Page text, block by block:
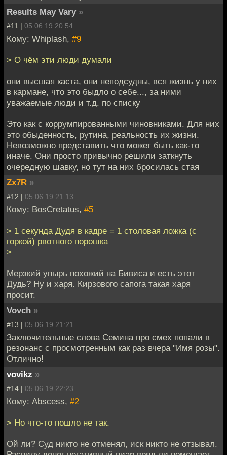
Results May Vary »
#11 | 05.06.19 20:54
Кому: Whiplash, #9
> О чём эти люди думали
они высшая каста, они неподсудны, вся жизнь у них
в кармане, что это быдло о себе..., за ними
уважаемые люди и т.д. по списку
Это как с коррумпированными чиновниками. Для них
это обыденность, рутина, реальность их жизни.
Невозможно представить что может быть как-то
иначе. Они просто привычно решили заткнуть
очередную шавку, но тут на них бросилась стая
Zx7R »
#12 | 05.06.19 21:13
Кому: BosCretatus, #5
> 1 секунда Дудя в кадре = 1 столовая ложка (с
горкой) рвотного порошка
>
Мерзкий упырь похожий на Бивиса и есть этот
Дудь? Ну и харя. Кирзового сапога такая харя
просит.
Vovch »
#13 | 05.06.19 21:21
Заключительные слова Семина про смех попали в
резонанс с просмотренным как раз вчера "Имя розы".
Отлично!
vovikz »
#14 | 05.06.19 22:23
Кому: Abscess, #2
> Но что-то пошло не так.
Ой ли? Суд никто не отменял, иск никто не отзывал.